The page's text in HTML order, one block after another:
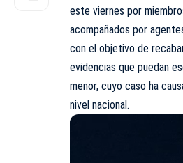
este viernes por
acompañados por
con el objetivo de
evidencias que puedan
menor, cuyo caso ha
nivel nacional.